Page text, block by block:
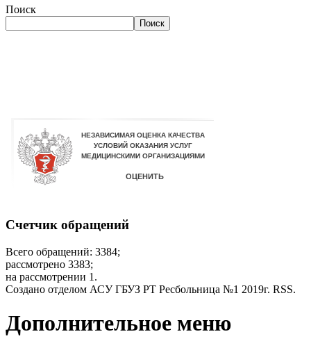
Поиск
Поиск
Счетчик обращений
Всего обращений: 3384;
рассмотрено 3383;
на рассмотрении 1.
Создано отделом АСУ ГБУЗ РТ Ресбольница №1 2019г. RSS.
Дополнительное меню